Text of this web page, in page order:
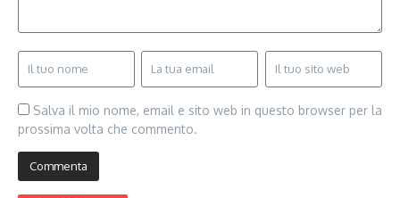
Salva il mio nome, email e sito web in questo browser per la
prossima volta che commento.